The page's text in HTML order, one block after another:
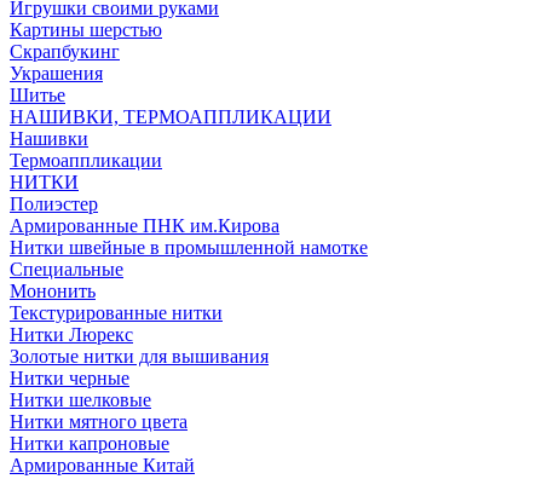
Игрушки своими руками
Картины шерстью
Скрапбукинг
Украшения
Шитье
НАШИВКИ, ТЕРМОАППЛИКАЦИИ
Нашивки
Термоаппликации
НИТКИ
Полиэстер
Армированные ПНК им.Кирова
Нитки швейные в промышленной намотке
Специальные
Мононить
Текстурированные нитки
Нитки Люрекс
Золотые нитки для вышивания
Нитки черные
Нитки шелковые
Нитки мятного цвета
Нитки капроновые
Армированные Китай